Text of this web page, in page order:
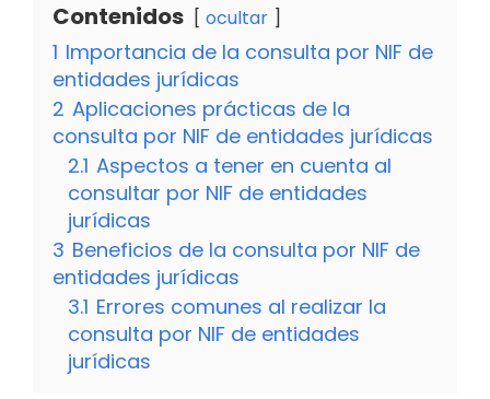
Contenidos ocultar
1 Importancia de la consulta por NIF de
entidades jurídicas
2 Aplicaciones prácticas de la
consulta por NIF de entidades jurídicas
2.1 Aspectos a tener en cuenta al
consultar por NIF de entidades
jurídicas
3 Beneficios de la consulta por NIF de
entidades jurídicas
3.1 Errores comunes al realizar la
consulta por NIF de entidades
jurídicas